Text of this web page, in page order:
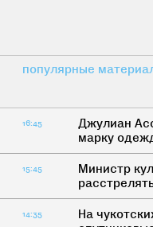
популярные
16:45
Джулиан
марку
15:45
Министр
14:35
На